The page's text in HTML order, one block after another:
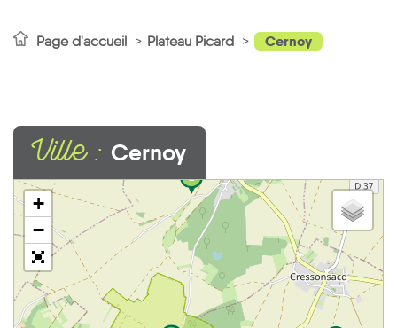
Page d'accueil Plateau Picard Cernoy
Ville : Cernoy
2
+
−